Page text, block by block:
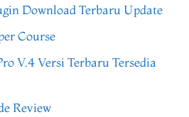
Download Terbaru Update
Course
V.4 Versi Terbaru Tersedia
Review